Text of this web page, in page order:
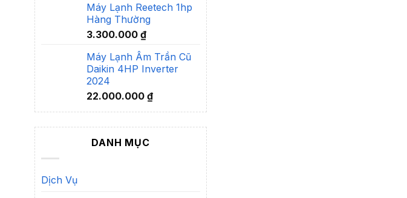
Máy Lạnh Reetech 1hp
Hàng Thường
3.300.000 ₫
Máy Lạnh Âm Trần Cũ
Daikin 4HP Inverter
2024
22.000.000 ₫
DANH MỤC
Dịch Vụ